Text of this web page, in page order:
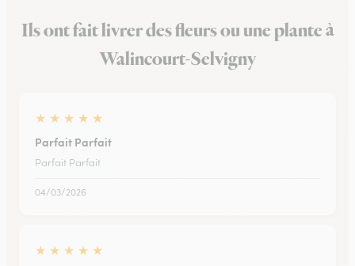
Ils ont fait livrer des fleurs ou une plante à
Walincourt-Selvigny
★ ★ ★ ★ ★
Parfait Parfait
Parfait Parfait
04/03/2026
★ ★ ★ ★ ★